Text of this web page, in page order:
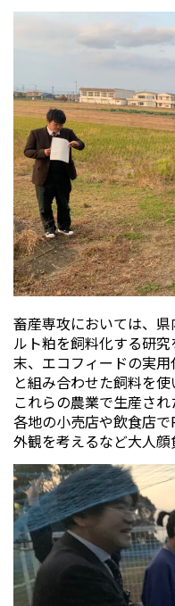
畜産専攻においては、
ルト粕を飼料化する研
末、エコフィードの実
と組み合わせた飼料を
これらの農業で生産さ
各地の小売店や飲食店
外観を考えるなど大人顔